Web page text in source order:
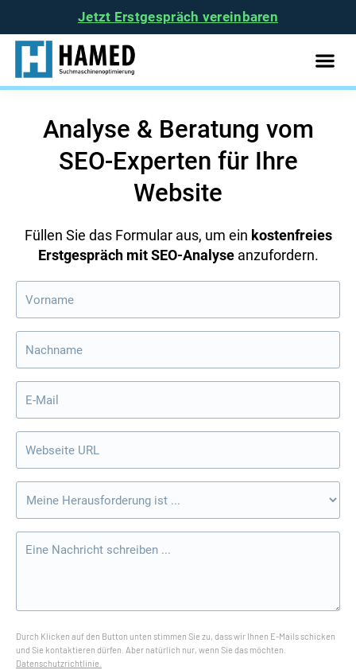
Jetzt Erstgespräch vereinbaren
Analyse & Beratung vom
SEO-Experten für Ihre
Website
Füllen Sie das Formular aus, um ein kostenfreies
Erstgespräch mit SEO-Analyseanzufordern.
Durch Klicken auf den Button unten stimmen Sie zu, dass wir Ihnen E-Mails schicken
und Sie kontaktieren dürfen. Aber natürlich nur, wenn Sie das möchten.
Datenschutzrichtlinie.